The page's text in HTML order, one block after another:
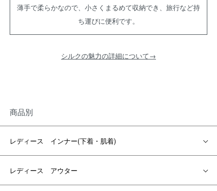
薄手で柔らかなので、小さくまるめて収納でき、旅行など持
ち運びに便利です。
シルクの魅力の詳細について→
商品別
レディース インナー(下着・肌着)
レディース アウター